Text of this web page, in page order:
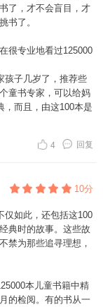
了，才不会盲目，才
书了。
很专业地看过125000
孩子几岁了，推荐些
童书专家，可以给妈
，而且，由这100本是
特别棒的书。比如
者对此书的喜爱。
塔&#8226;;西尔维做
妈们感谢你，安妮塔
好的书带进国门，送
回复
4
10分
仅如此，还包括这100
典时的故事。这些故
禁为那些追寻理想，
本儿童书籍中精
的检阅。有的书从一